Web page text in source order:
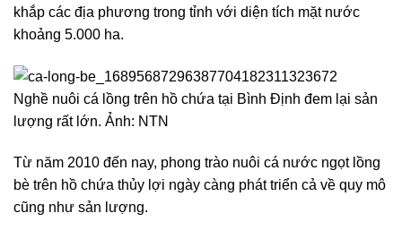
khắp các địa phương trong tỉnh với diện tích mặt nước
khoảng 5.000 ha.
Nghề nuôi cá lồng trên hồ chứa tại Bình Định đem lại sản
lượng rất lớn. Ảnh: NTN
Từ năm 2010 đến nay, phong trào nuôi cá nước ngọt lồng
bè trên hồ chứa thủy lợi ngày càng phát triển cả về quy mô
cũng như sản lượng.